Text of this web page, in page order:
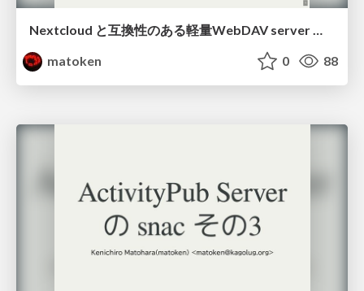
Nextcloud と互換性のある軽量WebDAV server のKaraDAV を試す
matoken
0 88